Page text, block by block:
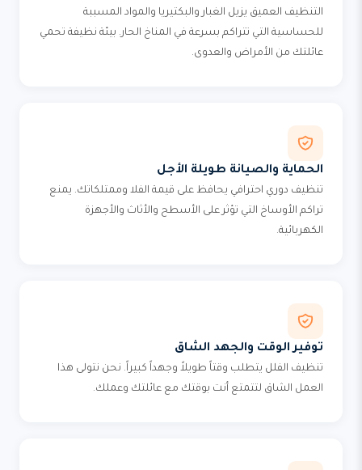
التنظيف العميق يزيل الغبار والبكتيريا والمواد المسببة
للحساسية التي تتراكم بسرعة في المناخ الحار. بيئة نظيفة تحمي
عائلتك من الأمراض والعدوى.
الحماية والصيانة طويلة الأجل
تنظيف دوري احترافي يحافظ على قيمة الفلا وممتلكاتك. يمنع
تراكم الأوساخ التي تؤثر على الأسطح والأثاث والأجهزة
الكهربائية.
توفير الوقت والجهد الشاق
تنظيف الفلل يتطلب وقتاً طويلاً وجهداً كبيراً. نحن نتولى هذا
العمل الشاق لتتمتع أنت بوقتك مع عائلتك وعملك.